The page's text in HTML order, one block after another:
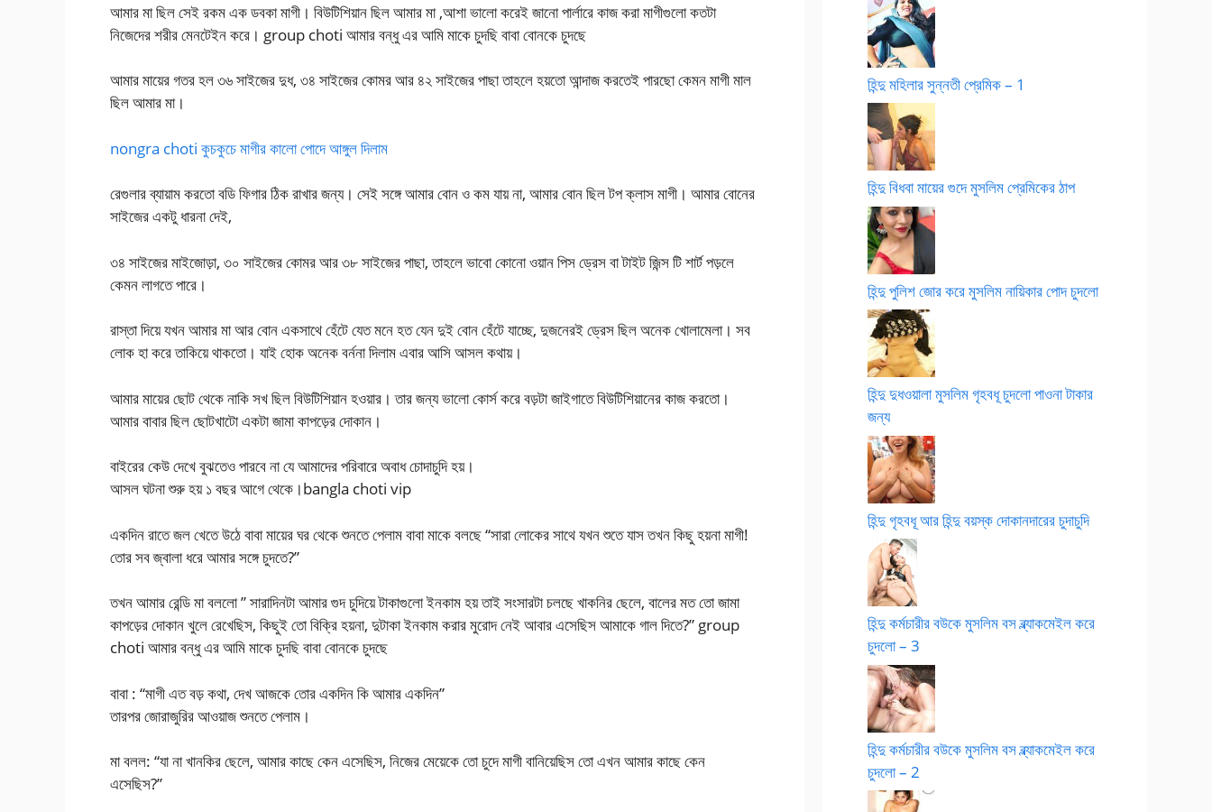
আমার মা ছিল সেই রকম এক ডবকা মাগী। বিউটিশিয়ান ছিল আমার মা ,আশা ভালো করেই জানো পার্লারে কাজ করা মাগীগুলো কতটা
নিজেদের শরীর মেনটেইন করে। group choti আমার বন্ধু এর আমি মাকে চুদছি বাবা বোনকে চুদছে
আমার মায়ের গতর হল ৩৬ সাইজের দুধ, ৩৪ সাইজের কোমর আর ৪২ সাইজের পাছা তাহলে হয়তো আন্দাজ করতেই পারছো কেমন মাগী মাল
ছিল আমার মা।
nongra choti কুচকুচে মাগীর কালো পোদে আঙ্গুল দিলাম
রেগুলার ব্যায়াম করতো বডি ফিগার ঠিক রাখার জন্য। সেই সঙ্গে আমার বোন ও কম যায় না, আমার বোন ছিল টপ ক্লাস মাগী। আমার বোনের
সাইজের একটু ধারনা দেই,
৩৪ সাইজের মাইজোড়া, ৩০ সাইজের কোমর আর ৩৮ সাইজের পাছা, তাহলে ভাবো কোনো ওয়ান পিস ড্রেস বা টাইট জিন্স টি শার্ট পড়লে
কেমন লাগতে পারে।
রাস্তা দিয়ে যখন আমার মা আর বোন একসাথে হেঁটে যেত মনে হত যেন দুই বোন হেঁটে যাচ্ছে, দুজনেরই ড্রেস ছিল অনেক খোলামেলা। সব
লোক হা করে তাকিয়ে থাকতো। যাই হোক অনেক বর্ননা দিলাম এবার আসি আসল কথায়।
আমার মায়ের ছোট থেকে নাকি সখ ছিল বিউটিশিয়ান হওয়ার। তার জন্য ভালো কোর্স করে বড়টা জাইগাতে বিউটিশিয়ানের কাজ করতো।
আমার বাবার ছিল ছোটখাটো একটা জামা কাপড়ের দোকান।
বাইরের কেউ দেখে বুঝতেও পারবে না যে আমাদের পরিবারে অবাধ চোদাচুদি হয়।
আসল ঘটনা শুরু হয় ১ বছর আগে থেকে।bangla choti vip
একদিন রাতে জল খেতে উঠে বাবা মায়ের ঘর থেকে শুনতে পেলাম বাবা মাকে বলছে “সারা লোকের সাথে যখন শুতে যাস তখন কিছু হয়না মাগী!
তোর সব জ্বালা ধরে আমার সঙ্গে চুদতে?”
তখন আমার রেন্ডি মা বললো ” সারাদিনটা আমার গুদ চুদিয়ে টাকাগুলো ইনকাম হয় তাই সংসারটা চলছে খাকনির ছেলে, বালের মত তো জামা
কাপড়ের দোকান খুলে রেখেছিস, কিছুই তো বিক্রি হয়না, দুটাকা ইনকাম করার মুরোদ নেই আবার এসেছিস আমাকে গাল দিতে?” group
choti আমার বন্ধু এর আমি মাকে চুদছি বাবা বোনকে চুদছে
বাবা : “মাগী এত বড় কথা, দেখ আজকে তোর একদিন কি আমার একদিন”
তারপর জোরাজুরির আওয়াজ শুনতে পেলাম।
মা বলল: “যা না খানকির ছেলে, আমার কাছে কেন এসেছিস, নিজের মেয়েকে তো চুদে মাগী বানিয়েছিস তো এখন আমার কাছে কেন
এসেছিস?”
হিন্দু মহিলার সুন্নতী প্রেমিক – 1
হিন্দু বিধবা মায়ের গুদে মুসলিম প্রেমিকের ঠাপ
হিন্দু পুলিশ জোর করে মুসলিম নায়িকার পোদ চুদলো
হিন্দু দুধওয়ালা মুসলিম গৃহবধূ চুদলো পাওনা টাকার
জন্য
হিন্দু গৃহবধূ আর হিন্দু বয়স্ক দোকানদারের চুদাচুদি
হিন্দু কর্মচারীর বউকে মুসলিম বস ব্ল্যাকমেইল করে
চুদলো – 3
হিন্দু কর্মচারীর বউকে মুসলিম বস ব্ল্যাকমেইল করে
চুদলো – 2